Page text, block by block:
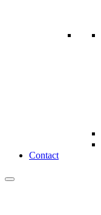
Contact